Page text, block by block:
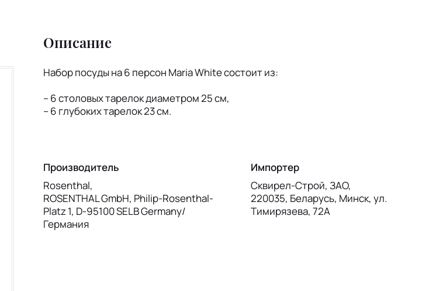
Описание
Набор посуды на 6 персон Maria White состоит из:
– 6 столовых тарелок диаметром 25 см,
– 6 глубоких тарелок 23 см.
Производитель
Rosenthal,
ROSENTHAL GmbH, Philip-Rosenthal-
Platz 1, D-95100 SELB Germany/
Германия
Импортер
Сквирел-Строй, ЗАО,
220035, Беларусь, Минск, ул.
Тимирязева, 72А